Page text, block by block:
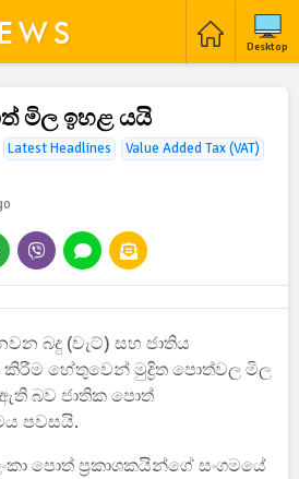
Desktop
මිල ඉහළ යයි
Latest Headlines
Value Added Tax​ (VAT)
බදු (වැට්) සහ ජාතිය
හේතුවෙන් මුද්‍රිත පොත්වල මිල
බව ජාතික පොත්
පවසයි.
පොත් ප්‍රකාශකයින්ගේ සංගමයේ